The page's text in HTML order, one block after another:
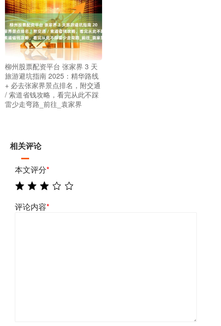
柳州股票配资平台 张家界 3 天
旅游避坑指南 2025：精华路线
+ 必去张家界景点排名，附交通
/ 索道省钱攻略，看完从此不踩
雷少走弯路_前往_袁家界
相关评论
本文评分*
评论内容*